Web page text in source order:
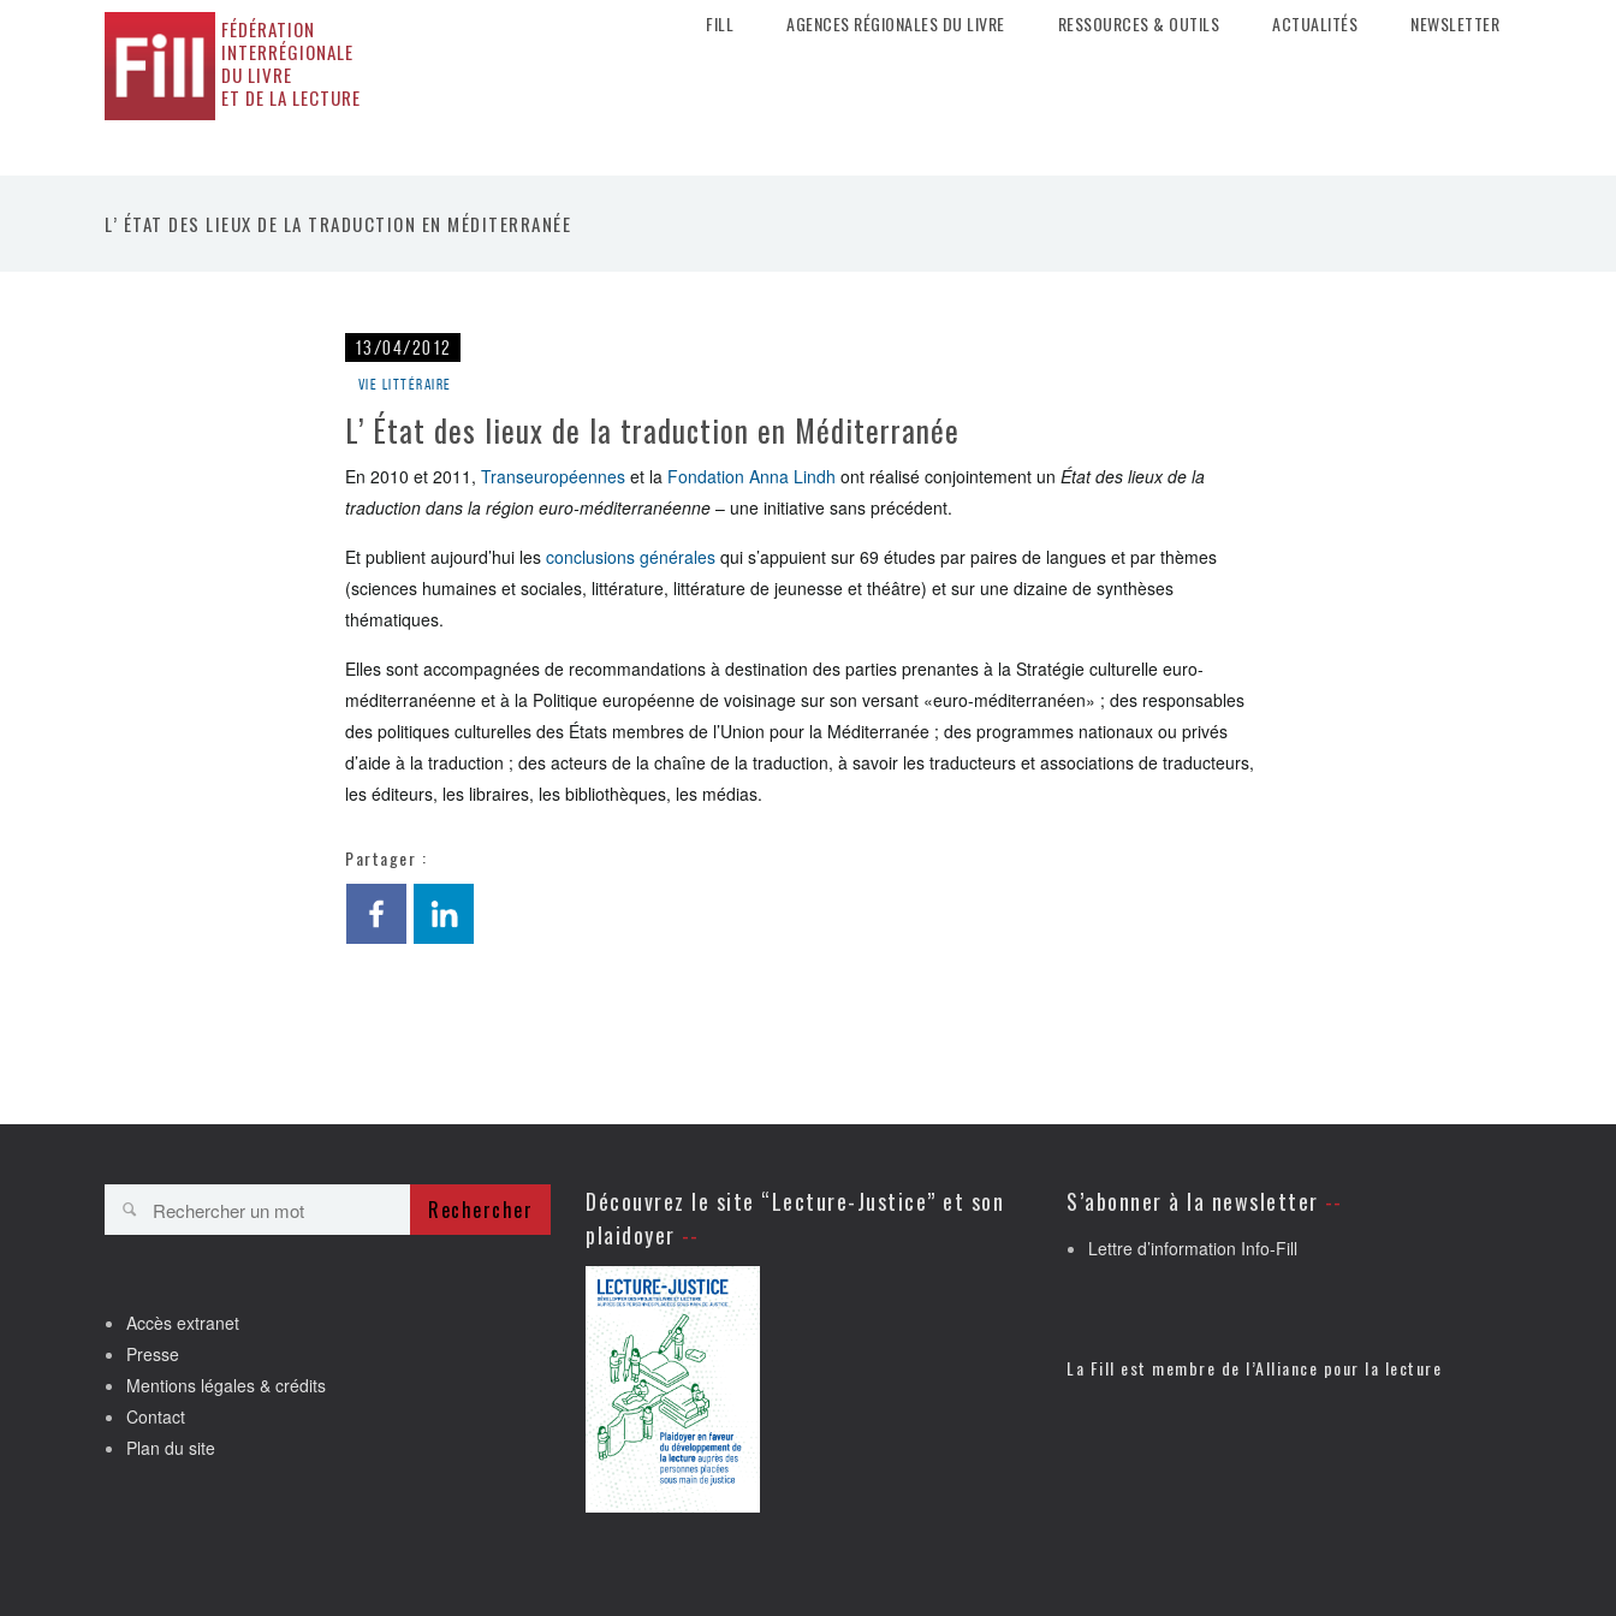
FÉDÉRATION
INTERRÉGIONALE
DU LIVRE
ET DE LA LECTURE
FILL AGENCES RÉGIONALES DU LIVRE RESSOURCES & OUTILS ACTUALITÉS NEWSLETTER
L’ ÉTAT DES LIEUX DE LA TRADUCTION EN MÉDITERRANÉE
13/04/2012
Vie littéraire
L’ État des lieux de la traduction en Méditerranée
En 2010 et 2011, Transeuropéennes et la Fondation Anna Lindh ont réalisé conjointement un État des lieux de la
traduction dans la région euro-méditerranéenne – une initiative sans précédent.
Et publient aujourd’hui les conclusions générales qui s’appuient sur 69 études par paires de langues et par thèmes
(sciences humaines et sociales, littérature, littérature de jeunesse et théâtre) et sur une dizaine de synthèses
thématiques.
Elles sont accompagnées de recommandations à destination des parties prenantes à la Stratégie culturelle euro-
méditerranéenne et à la Politique européenne de voisinage sur son versant «euro-méditerranéen» ; des responsables
des politiques culturelles des États membres de l’Union pour la Méditerranée ; des programmes nationaux ou privés
d’aide à la traduction ; des acteurs de la chaîne de la traduction, à savoir les traducteurs et associations de traducteurs,
les éditeurs, les libraires, les bibliothèques, les médias.
Partager :
Rechercher
Accès extranet
Presse
Mentions légales & crédits
Contact
Plan du site
Découvrez le site “Lecture-Justice” et son
plaidoyer
S’abonner à la newsletter
Lettre d’information Info-Fill
La Fill est membre de l’Alliance pour la lecture